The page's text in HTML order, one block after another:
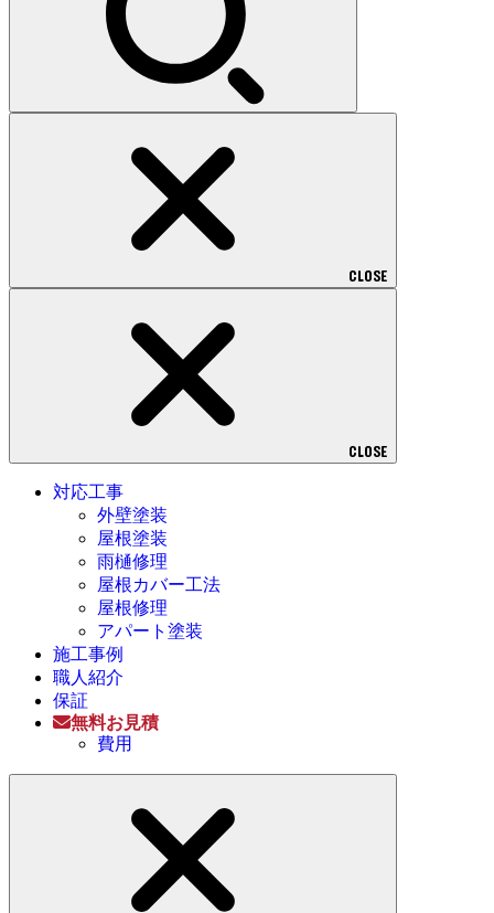
CLOSE
CLOSE
対応工事
外壁塗装
屋根塗装
雨樋修理
屋根カバー工法
屋根修理
アパート塗装
施工事例
職人紹介
保証
無料お見積
費用